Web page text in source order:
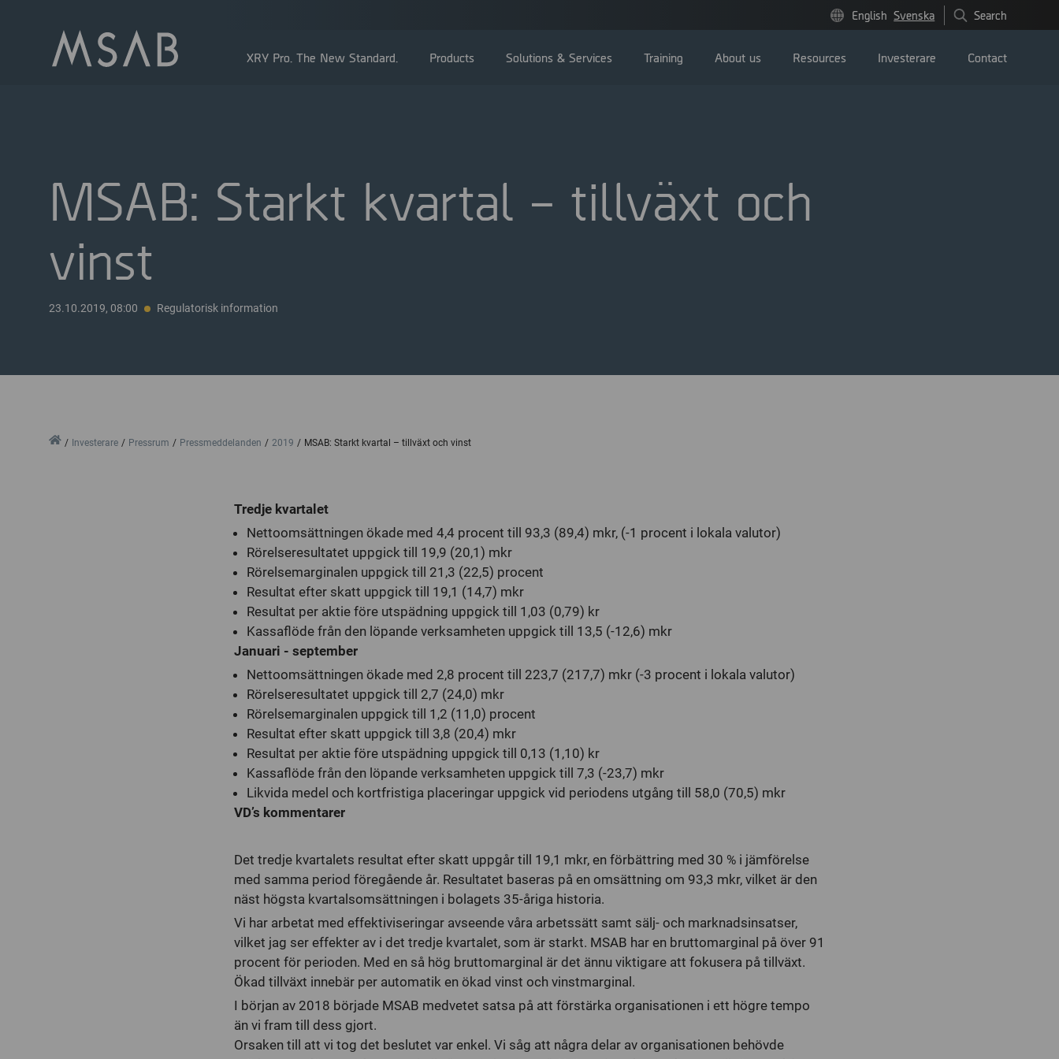
English Svenska Search
XRY Pro. The New Standard. Products Solutions & Services Training About us Resources Investerare
Större aktieägare
Insidertransaktioner
Bolagsstämma
Pressmeddelanden
Contact
MSAB: Starkt kvartal – tillväxt och
vinst
23.10.2019, 08:00 Regulatorisk information
HomeInvesterare Pressrum Pressmeddelanden 2019 MSAB: Starkt kvartal – tillväxt och vinst
Tredje kvartalet
Nettoomsättningen ökade med 4,4 procent till 93,3 (89,4) mkr, (-1 procent i lokala valutor)
Rörelseresultatet uppgick till 19,9 (20,1) mkr
Rörelsemarginalen uppgick till 21,3 (22,5) procent
Resultat efter skatt uppgick till 19,1 (14,7) mkr
Resultat per aktie före utspädning uppgick till 1,03 (0,79) kr
Kassaflöde från den löpande verksamheten uppgick till 13,5 (-12,6) mkr
Januari - september
Nettoomsättningen ökade med 2,8 procent till 223,7 (217,7) mkr (-3 procent i lokala valutor)
Rörelseresultatet uppgick till 2,7 (24,0) mkr
Rörelsemarginalen uppgick till 1,2 (11,0) procent
Resultat efter skatt uppgick till 3,8 (20,4) mkr
Resultat per aktie före utspädning uppgick till 0,13 (1,10) kr
Kassaflöde från den löpande verksamheten uppgick till 7,3 (-23,7) mkr
Likvida medel och kortfristiga placeringar uppgick vid periodens utgång till 58,0 (70,5) mkr
VD’s kommentarer
Det tredje kvartalets resultat efter skatt uppgår till 19,1 mkr, en förbättring med 30 % i jämförelse
med samma period föregående år. Resultatet baseras på en omsättning om 93,3 mkr, vilket är den
näst högsta kvartalsomsättningen i bolagets 35-åriga historia.
Vi har arbetat med effektiviseringar avseende våra arbetssätt samt sälj- och marknadsinsatser,
vilket jag ser effekter av i det tredje kvartalet, som är starkt. MSAB har en bruttomarginal på över 91
procent för perioden. Med en så hög bruttomarginal är det ännu viktigare att fokusera på tillväxt.
Ökad tillväxt innebär per automatik en ökad vinst och vinstmarginal.
I början av 2018 började MSAB medvetet satsa på att förstärka organisationen i ett högre tempo
än vi fram till dess gjort.
Orsaken till att vi tog det beslutet var enkel. Vi såg att några delar av organisationen behövde